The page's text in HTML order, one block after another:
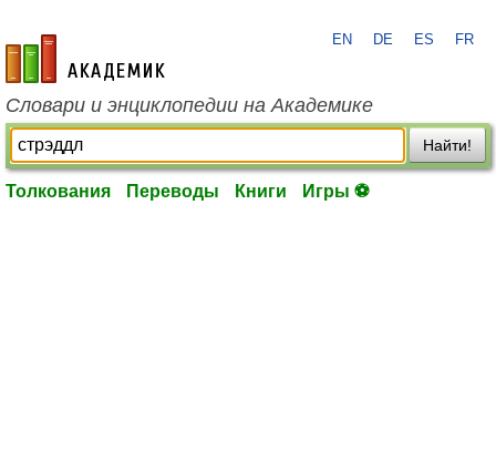
academic.ru
EN DE ES FR
Словари и энциклопедии на Академике
Найти!
Толкования Переводы Книги Игры ⚽